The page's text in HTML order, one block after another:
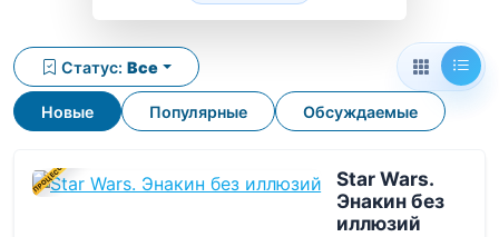
Новые Популярные Обсуждаемые
Статус: Все
В ПРОЦЕССЕ
Star Wars.
Энакин без
иллюзий